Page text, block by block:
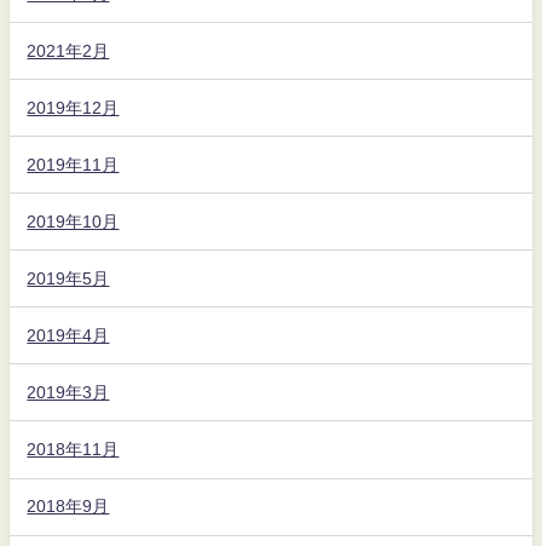
2021年2月
2019年12月
2019年11月
2019年10月
2019年5月
2019年4月
2019年3月
2018年11月
2018年9月